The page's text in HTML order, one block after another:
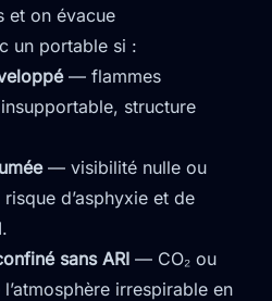
et on évacue
un portable si :
— flammes
structure
— visibilité nulle ou
d’asphyxie et de
sans ARI — CO₂ ou
irrespirable en